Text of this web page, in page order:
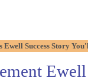
Ewell Success Story
Ewell